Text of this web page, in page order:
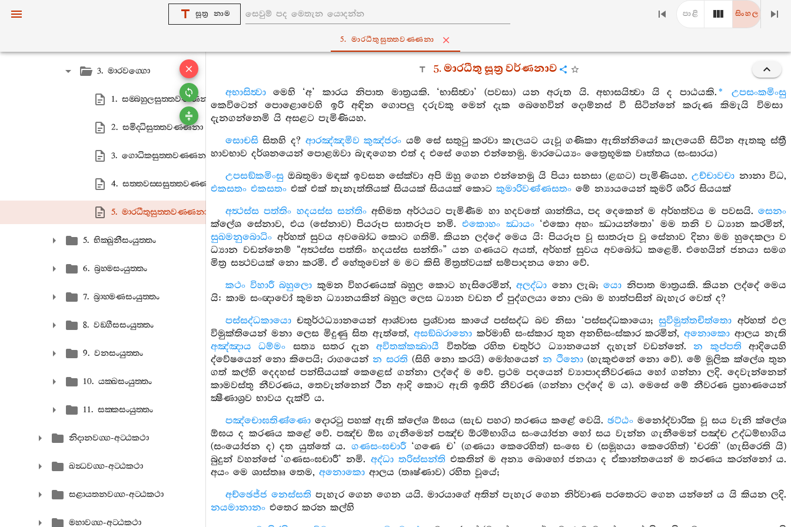
සූත්‍ර නාම පාළි සිංහල
5. මාරධීතුසුත‍්තවණ‍්ණනා
3. මාරවග‍්ගො
1. සම‍්බහුලසුත‍්තවණ‍්ණනා
2. සමිද‍්ධිසුත‍්තවණ‍්ණනා
3. ගොධිකසුත‍්තවණ‍්ණනා
4. සත‍්තවස‍්සසුත‍්තවණ‍්ණනා
5. මාරධීතුසුත‍්තවණ‍්ණනා
5. භික‍්ඛුනීසංයුත‍්තං
6. බ්‍රහ‍්මසංයුත‍්තං
7. බ්‍රාහ‍්මණසංයුත‍්තං
8. වඞ‍්ගීසසංයුත‍්තං
9. වනසංයුත‍්තං
10. යක‍්ඛසංයුත‍්තං
11. සක‍්කසංයුත‍්තං
නිදානවග‍්ග-අට‍්ඨකථා
ඛන්‍ධවග‍්ග-අට‍්ඨකථා
සළායතනවග‍්ග-අට‍්ඨකථා
මහාවග‍්ග-අට‍්ඨකථා
5. මාරධීතු සූත්‍ර වර්ණනාව
අභාසිත්‍වාමෙහි ‘අ’ කාරය නිපාත මාත්‍රයකි. ‘භාසිත්‍වා’ (පවසා) යන අරුත යි. අභාසයිත්‍වා යි ද පාඨයකි. *
උපසංකමිංසු
කෙවිටෙන් පොළොවෙහි ඉරි අඳින ගොපලු දරුවකු මෙන් දැක බෙහෙවින් දොම්නස් වී සිටින්නේ කරුණ කිමැයි විමසා
දැනගන්නෙමි යි අසළට පැමිණියහ.
සොචසිසිතහි ද? ආරඤ්ඤමිව කුඤ්ජරං යම් සේ සතුටු කරවා කැලයට යැවූ ගණිකා ඇතින්නියෝ කැලයෙහි සිටින ඇතකු ස්ත්‍රී
හාවභාව දර්ශනයෙන් පොළඹවා බැඳගෙන එත් ද එසේ ගෙන එන්නෙමු. මාරධෙය්‍යං ත්‍රෛභූමක වෘත්තය (සංසාරය)
උපසඞ්කමිංසුඔබතුමා මඳක් ඉවසන සේක්වා අපි ඔහු ගෙන එන්නෙමු යි පියා සනසා (ළඟට) පැමිණියහ.උච්චාවචා නානා විධ,
එකසතං එකසතං එක් එක් තැනැත්තියක් සියයක් සියයක් කොට කුමාරිවණ්ණසතං මේ න්‍යායයෙන් කුමරි ශරීර සියයක්
අත්‍ථස්ස පත්තිං හදයස්ස සන්තිං අභිමත අර්ථයට පැමිණීම හා හදවතේ ශාන්තිය, පද දෙකෙන් ම අර්හත්වය ම පවසයි.සෙනං
ක්ලේශ සේනාව, එය (සේනාව) පියරූප සාතරූප නමි. එකොහං ඣායං‘එකො අහං ඣායන්තො’ මම තනි ව ධ්‍යාන කරමින්,
සුඛමනුබොධිං අර්හත් සුවය අවබෝධ කොට ගතිමි. කියන ලද්දේ මෙය යි: පියරූප වූ සාතරූප වූ සේනාව දිනා මම හුදෙකලා ව
ධ්‍යාන වඩන්නෙම් “අත්‍ථස්ස පත්තිං හදයස්ස සන්තිං” යන ගණයට අයත්, අර්හත් සුවය අවබෝධ කළෙමි. එහෙයින් ජනයා සමග
මිත්‍ර සන්‍ථවයක් නො කරමි. ඒ හේතුවෙන් ම මට කිසි මිත්‍රත්වයක් සම්පාදනය නො වේ.
කථං විහාරී බහුලො කුමන විහරණයක් බහුල කොට හැසිරෙමින්,අලද්ධා නො ලැබ;යො නිපාත මාත්‍රයකි. කියන ලද්දේ මෙය
යි: කාම සංඥාවෝ කුමන ධ්‍යානයකින් බහුල ලෙස ධ්‍යාන වඩන ඒ පුද්ගලයා නො ලබා ම හාත්පසින් බැහැර වෙත් ද?
පස්සද්ධකායොචතුර්ථධ්‍යානයෙන් ආශ්වාස ප්‍රශ්වාස කායේ පස්සද්ධ බව නිසා ‘පස්සද්ධකායො;සුවිමුත්තචිත්තො අර්හත් ඵල
විමුක්තියෙන් මනා ලෙස මිදුණු සිත ඇත්තේ,අසඞ්ඛරානො කර්මාභි සංස්කාර තුන අනභිසංස්කාර කරමින්,අනොකො ආලය නැති
අඤ්ඤාය ධම්මං සත්‍ය සතර දැනඅවිතක්කක්‍ඛායී විතර්ක රහිත චතුර්ථ ධ්‍යානයෙන් දැහැන් වඩන්නේ.න කුප්පති ආදියෙහි
ද්වේෂයෙන් නො කිපෙයි; රාගයෙන්න සරති (සිහි නො කරයි) මෝහයෙන් න ථිනො(හැකුළුනේ නො වේ). මේ මූලික ක්ලේශ තුන
ගත් කල්හි දෙදහස් පන්සියයක් කෙළෙස් ගන්නා ලද්දේ ම වේ. ප්‍රථම පදයෙන් ව්‍යාපාදනීවරණය හෝ ගන්නා ලදි. දෙවැන්නෙන්
කාමවස්තු නීවරණය, තෙවැන්නෙන් ථීන ආදි කොට ඇති ඉතිරි නීවරණ (ගන්නා ලද්දේ ම ය). මෙසේ මේ නීවරණ ප්‍රහාණයෙන්
ක්‍ෂීණාශ්‍රව භාවය දැක්වී ය.
පඤ්චොඝතිණ්ණොදොරටු පහක් ඇති ක්ලේශ ඕඝය (සැඩ පහර) තරණය කළේ වෙයි.ඡට්ඨංමනෝද්වාරික වූ සය වැනි ක්ලේශ
ඕඝය ද කරණය කළේ වේ. පඤ්ච ඕඝ ගැනීමෙන් පඤ්ච ඕරම්භාගිය සංයෝජන හෝ සය වැන්න ගැනීමෙන් පඤ්ච උද්ධම්භාගිය
(සංයෝජන ද) දත යුත්තේ ය. ගණසංඝචාරී‘ගණෙ ච’ (ගණයා කෙරෙහිත්) සංඝෙ ච (සමූහයා කෙරෙහිත්) ‘චරති’ (හැසිරෙති යි)
බුදුන් වහන්සේ ‘ගණසංඝචාරී’ නමි. අද්ධා තරිස්සන්ති එකතින් ම අන්‍ය බොහෝ ජනයා ද ඒකාන්තයෙන් ම තරණය කරන්නෝ ය.
අයං මෙ ශාස්තෲ තෙම, අනොකො ආලය (තෘෂ්ණාව) රහිත වූයේ;
අච්ඡෙජ්ජ නෙස්සති පැහැර ගෙන ගෙන යයි. මාරයාගේ අතින් පැහැර ගෙන නිර්වාණ පරතෙරට ගෙන යන්නේ ය යි කියන ලදි.
නයමානානං එතෙර කරන කල්හි